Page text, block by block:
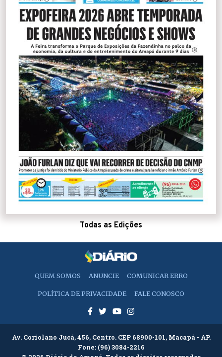
Todas as Edições
QUEM SOMOS ANUNCIE COMUNICAR ERRO
POLÍTICA DE PRIVACIDADE FALE CONOSCO
Av. Coriolano Jucá, 456, Centro. CEP 68900-101, Macapá - AP.
Fone: (96) 3084-2216